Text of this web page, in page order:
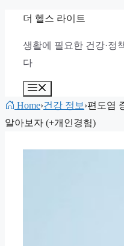
너
뛰
더 헬스 라이트
생활에 필요한 건강·정
다
뉴
Home›건강 정보 ›편도염
알아보자 (+개인경험)